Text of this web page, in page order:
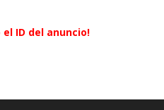
ID del anuncio!